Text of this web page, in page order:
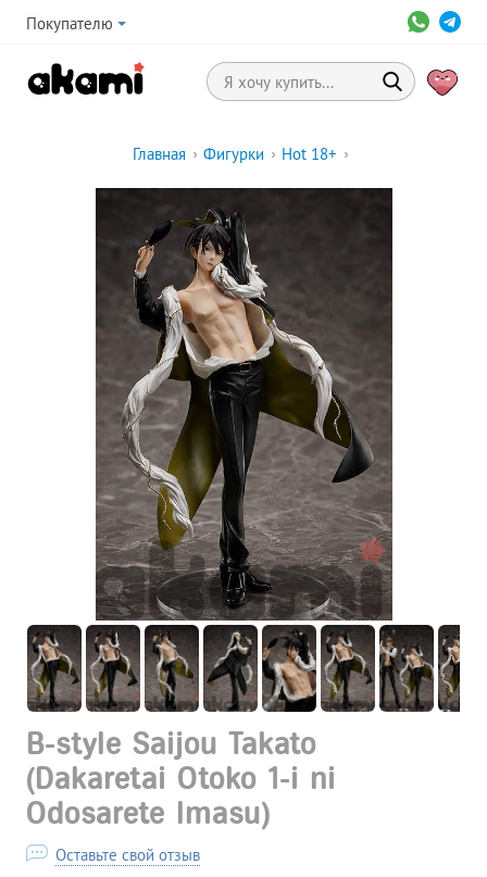
Покупателю
Главная › Фигурки › Hot 18+ ›
B-style Saijou Takato
(Dakaretai Otoko 1-i ni
Odosarete Imasu)
Оставьте свой отзыв